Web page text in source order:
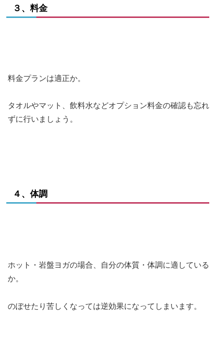
３、料金
料金プランは適正か。
タオルやマット、飲料水などオプション料金の確認も忘れ
ずに行いましょう。
４、体調
ホット・岩盤ヨガの場合、自分の体質・体調に適している
か。
のぼせたり苦しくなっては逆効果になってしまいます。